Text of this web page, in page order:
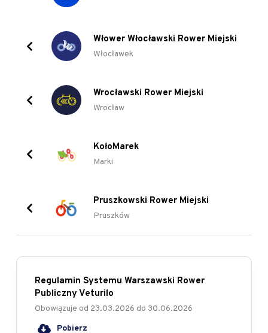
Włower Włocławski Rower Miejski
Włocławek
Wrocławski Rower Miejski
Wrocław
KołoMarek
Marki
Pruszkowski Rower Miejski
Pruszków
Regulamin Systemu Warszawski Rower
Publiczny Veturilo
Obowiązuje od 23.03.2026 do 30.06.2026
Pobierz